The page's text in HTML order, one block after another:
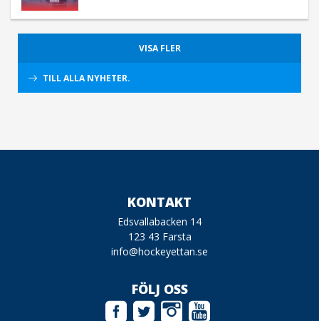
VISA FLER
TILL ALLA NYHETER.
KONTAKT
Edsvallabacken 14
123 43 Farsta
info@hockeyettan.se
FÖLJ OSS